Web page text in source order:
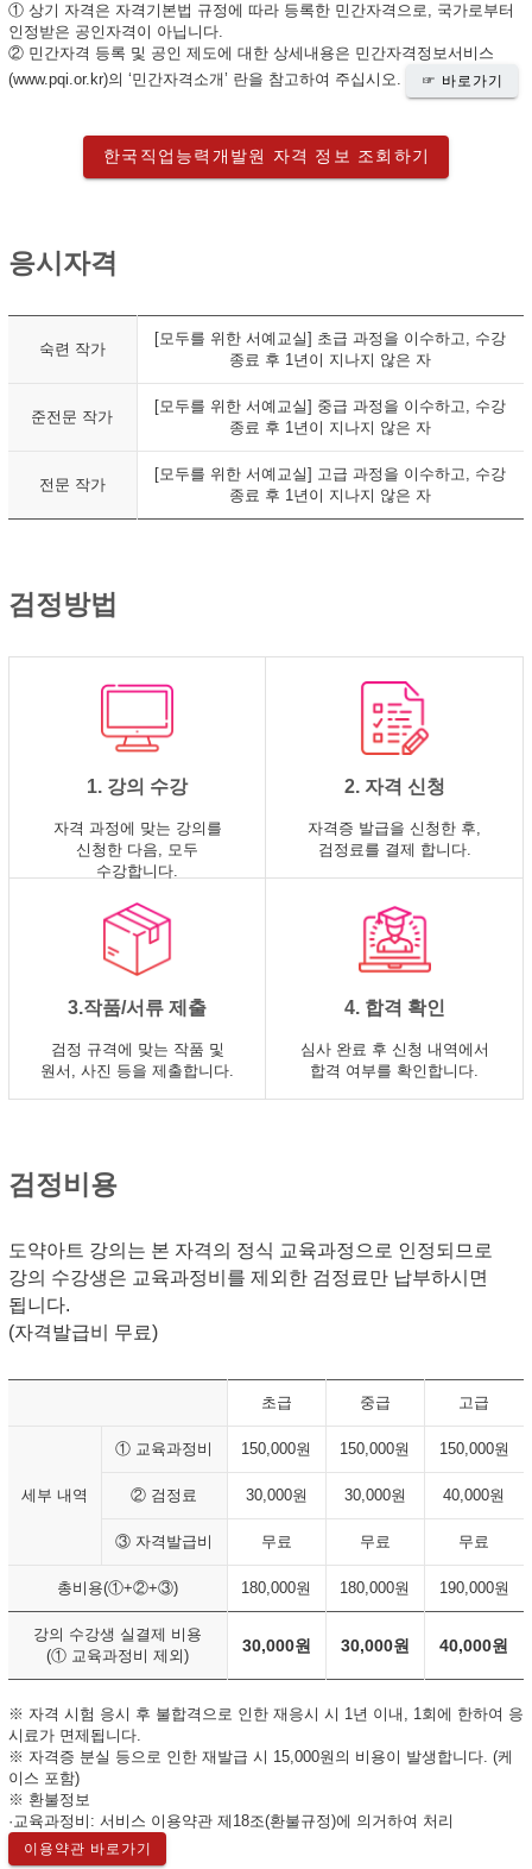
① 상기 자격은 자격기본법 규정에 따라 등록한 민간자격으로, 국가로부터
인정받은 공인자격이 아닙니다.
② 민간자격 등록 및 공인 제도에 대한 상세내용은 민간자격정보서비스
(www.pqi.or.kr)의 ‘민간자격소개’ 란을 참고하여 주십시오.
☞ 바로가기
한국직업능력개발원 자격 정보 조회하기
응시자격
숙련 작가
[모두를 위한 서예교실] 초급 과정을 이수하고, 수강
종료 후 1년이 지나지 않은 자
준전문 작가
[모두를 위한 서예교실] 중급 과정을 이수하고, 수강
종료 후 1년이 지나지 않은 자
전문 작가
[모두를 위한 서예교실] 고급 과정을 이수하고, 수강
종료 후 1년이 지나지 않은 자
검정방법
1. 강의 수강
자격 과정에 맞는 강의를
신청한 다음, 모두
수강합니다.
2. 자격 신청
자격증 발급을 신청한 후,
검정료를 결제 합니다.
3.작품/서류 제출
검정 규격에 맞는 작품 및
원서, 사진 등을 제출합니다.
4. 합격 확인
심사 완료 후 신청 내역에서
합격 여부를 확인합니다.
검정비용
도약아트 강의는 본 자격의 정식 교육과정으로 인정되므로
강의 수강생은 교육과정비를 제외한 검정료만 납부하시면
됩니다.
(자격발급비 무료)
초급 중급 고급
세부 내역
① 교육과정비 150,000원 150,000원 150,000원
② 검정료 30,000원 30,000원 40,000원
③ 자격발급비 무료 무료 무료
총비용(①+②+③) 180,000원 180,000원 190,000원
강의 수강생 실결제 비용
(① 교육과정비 제외)
30,000원 30,000원 40,000원
※ 자격 시험 응시 후 불합격으로 인한 재응시 시 1년 이내, 1회에 한하여 응
시료가 면제됩니다.
※ 자격증 분실 등으로 인한 재발급 시 15,000원의 비용이 발생합니다. (케
이스 포함)
※ 환불정보
·교육과정비: 서비스 이용약관 제18조(환불규정)에 의거하여 처리
이용약관 바로가기